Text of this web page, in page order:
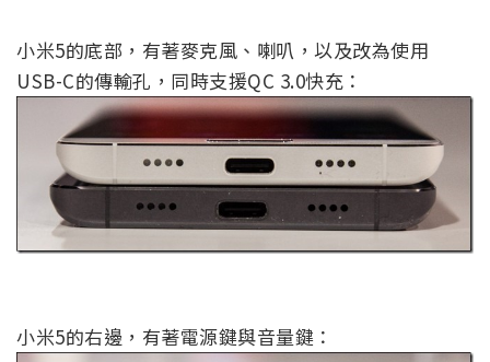
小米5的底部，有著麥克風、喇叭，以及改為使用
USB-C的傳輸孔，同時支援QC 3.0快充：
小米5的右邊，有著電源鍵與音量鍵：